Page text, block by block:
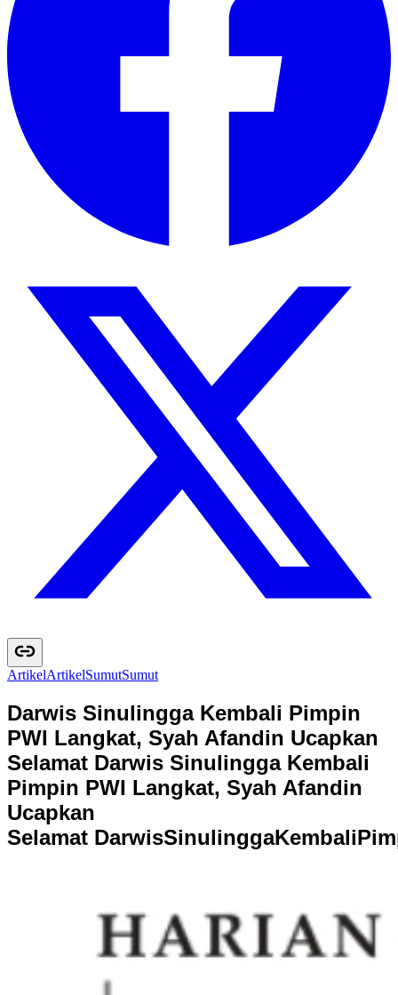
ArtikelArtikelSumutSumut
Darwis Sinulingga Kembali Pimpin
PWI Langkat, Syah Afandin Ucapkan
Selamat Darwis Sinulingga Kembali
Pimpin PWI Langkat, Syah Afandin
Ucapkan
Selamat DarwisSinulinggaKembaliPim